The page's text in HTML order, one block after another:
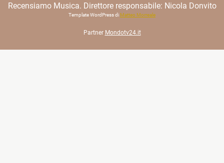
Recensiamo Musica. Direttore responsabile: Nicola Donvito
Template WordPress di Matteo Morreale
Partner Mondotv24.it